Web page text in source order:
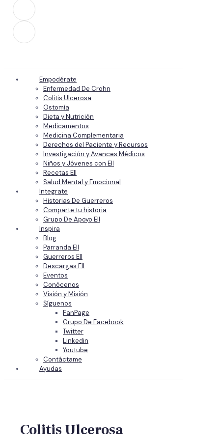
Empodérate
Enfermedad De Crohn
Colitis Ulcerosa
Ostomía
Dieta y Nutrición
Medicamentos
Medicina Complementaria
Derechos del Paciente y Recursos
Investigación y Avances Médicos
Niños y Jóvenes con EII
Recetas EII
Salud Mental y Emocional
Integrate
Historias De Guerreros
Comparte tu historia
Grupo De Apoyo EII
Inspira
Blog
Parranda EII
Guerreros EII
Descargas EII
Eventos
Conócenos
Visión y Misión
Síguenos
FanPage
Grupo De Facebook
Twitter
Linkedin
Youtube
Contáctame
Ayudas
Colitis Ulcerosa